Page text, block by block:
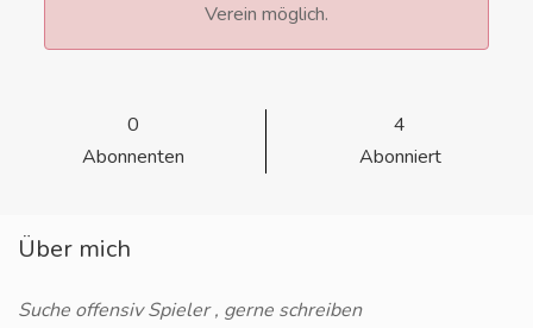
Verein möglich.
0
Abonnenten
4
Abonniert
Über mich
Suche offensiv Spieler , gerne schreiben